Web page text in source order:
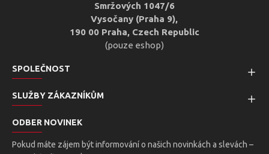
Smržových 1047/6
Vysočany (Praha 9),
190 00 Praha, Czech Republic
(pouze eshop)
SPOLEČNOST
SLUŽBY ZÁKAZNÍKŮM
ODBER NOVINEK
Pokud máte zájem být informování o našich novinkách a slevách –